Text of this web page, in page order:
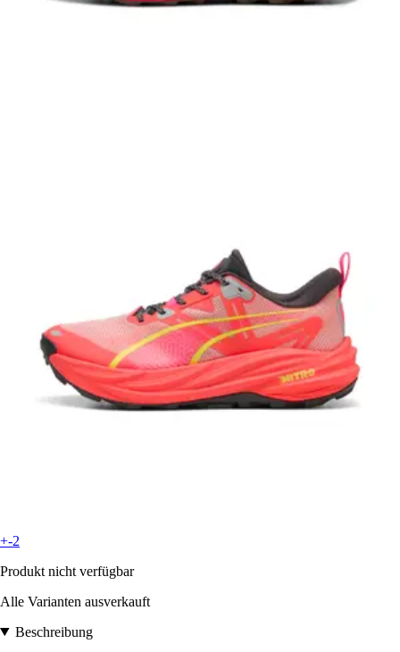
+-2
Produkt nicht verfügbar
Alle Varianten ausverkauft
Beschreibung